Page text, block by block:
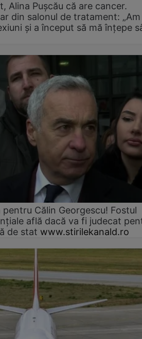
Alina Pușcău că are cancer.
din salonul de tratament:
și a început să mă înțepe
pentru Călin Georgescu! Fostul
află dacă va fi judecat
de stat www.stirilekanald.ro